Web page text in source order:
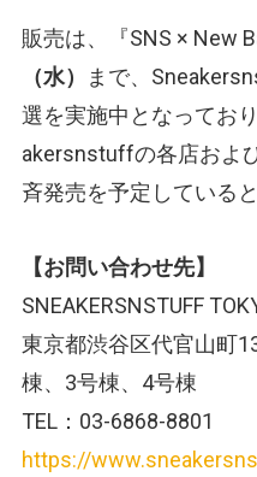
販売は、『SNS × New
（水）
まで、
選を実施中となってお
akersnstuffの各店およ
斉発売を予定している
【お問い合わせ先】
SNEAKERSNSTUFF
東京都渋谷区代官山町
棟、3号棟、4号棟
TEL：03-6868-8801
https://